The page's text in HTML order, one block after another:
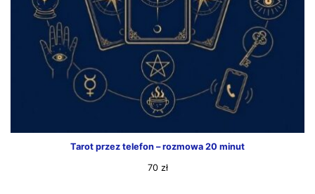
Tarot przez telefon – rozmowa 20 minut
70 zł